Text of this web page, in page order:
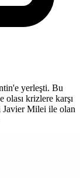
yerleşti. Bu
krizlere karşı
Javier Milei ile olan